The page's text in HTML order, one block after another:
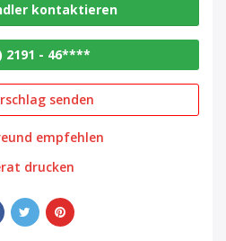
kontaktieren
2191 - 46****
senden
empfehlen
drucken